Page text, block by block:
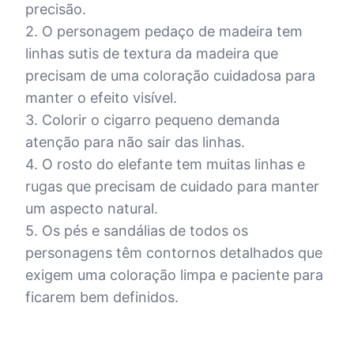
precisão.
2. O personagem pedaço de madeira tem
linhas sutis de textura da madeira que
precisam de uma coloração cuidadosa para
manter o efeito visível.
3. Colorir o cigarro pequeno demanda
atenção para não sair das linhas.
4. O rosto do elefante tem muitas linhas e
rugas que precisam de cuidado para manter
um aspecto natural.
5. Os pés e sandálias de todos os
personagens têm contornos detalhados que
exigem uma coloração limpa e paciente para
ficarem bem definidos.